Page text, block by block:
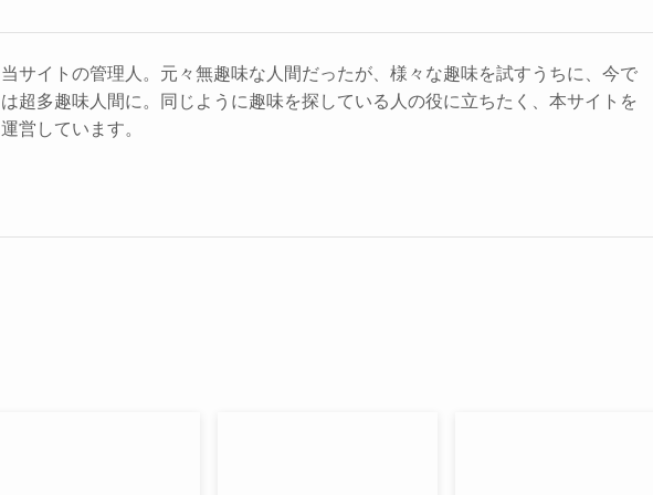
当サイトの管理人。元々無趣味な人間だったが、様々な趣味を試すうちに、今で
は超多趣味人間に。同じように趣味を探している人の役に立ちたく、本サイトを
運営しています。